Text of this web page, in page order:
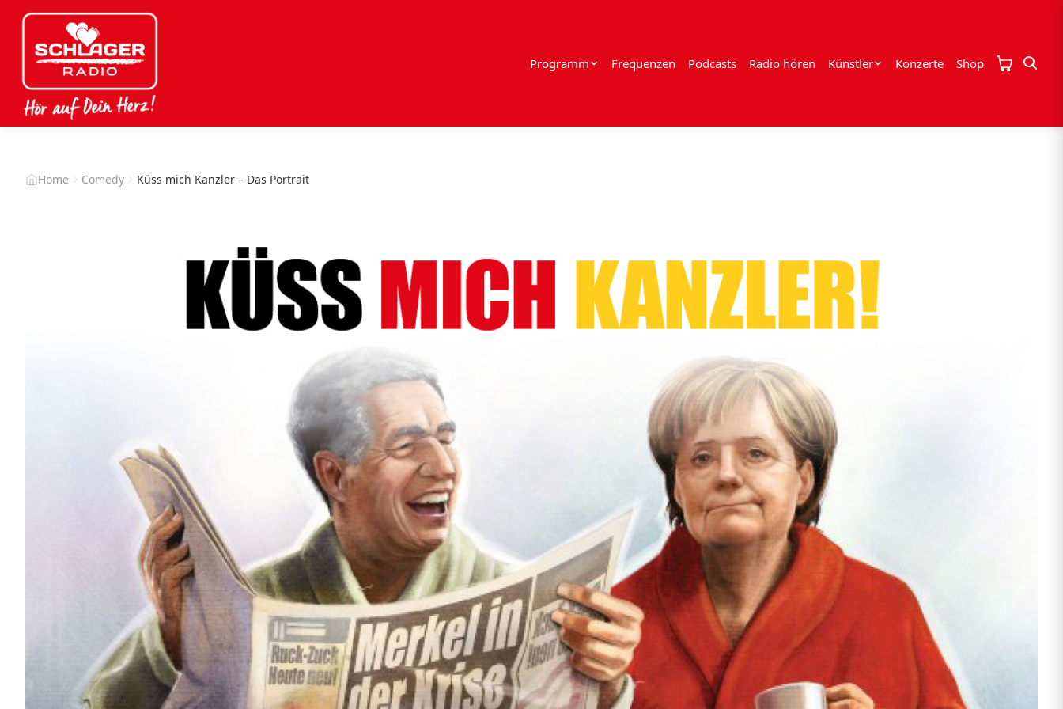
Programm Frequenzen Podcasts Radio hören Künstler Konzerte Shop
Home Comedy Küss mich Kanzler – Das Portrait